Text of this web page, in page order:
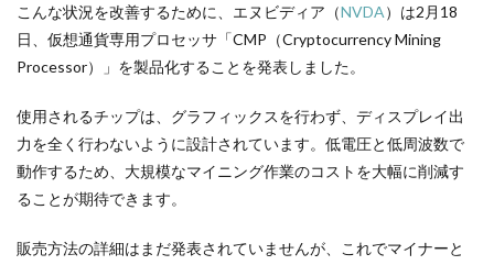
こんな状況を改善するために、エヌビディア（NVDA）は2月18
日、仮想通貨専用プロセッサ「CMP（Cryptocurrency Mining
Processor）」を製品化することを発表しました。
使用されるチップは、グラフィックスを行わず、ディスプレイ出
力を全く行わないように設計されています。低電圧と低周波数で
動作するため、大規模なマイニング作業のコストを大幅に削減す
ることが期待できます。
販売方法の詳細はまだ発表されていませんが、これでマイナーと